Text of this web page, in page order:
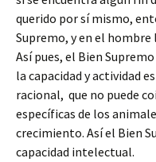
querido por sí mismo,
Supremo, y en el
Así pues, el Bien
la capacidad y actividad
racional, que no puede
específicas de los
crecimiento. Así el Bien
capacidad